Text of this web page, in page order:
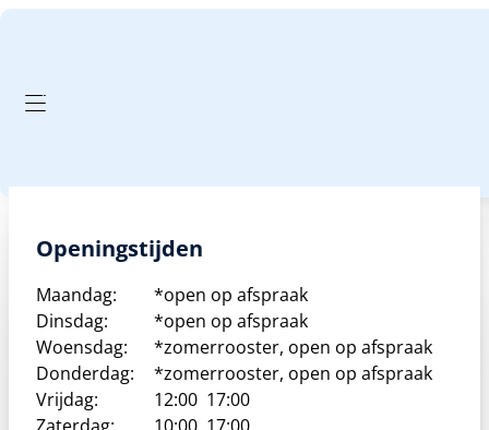
PRODUCTEN FILTER
Openingstijden
Maandag:
*open op afspraak
Dinsdag:
*open op afspraak
Woensdag:
*zomerrooster, open op afspraak
Donderdag:
*zomerrooster, open op afspraak
Vrijdag:
12:00 17:00